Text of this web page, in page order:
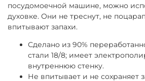
посудомоечной машине, можно
духовке. Они не треснут, не
впитывают запахи.
Сделано из 90%
стали 18/8; имеет
внутреннюю стенку.
Не впитывает и не сохраняет